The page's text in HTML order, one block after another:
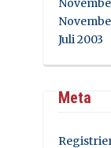
Juli 2003
Meta